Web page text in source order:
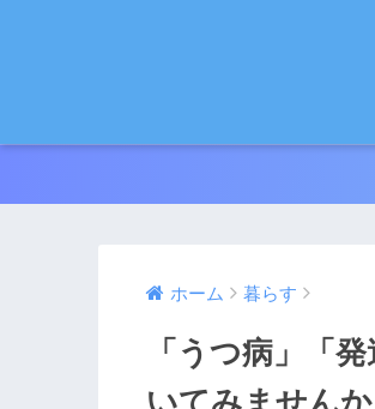
ホーム 暮らす
「うつ病」「
いてみませんか